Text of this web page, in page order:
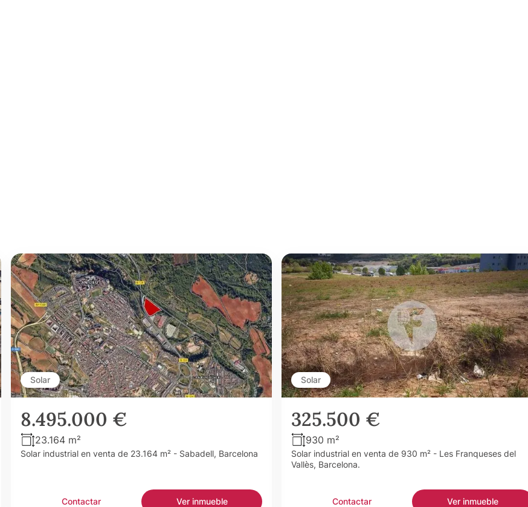
Solar
8.495.000 €
23.164 m²
Solar industrial en venta de 23.164 m² - Sabadell, Barcelona
Contactar Ver inmueble
Solar
325.500 €
930 m²
Solar industrial en venta de 930 m² - Les Franqueses del
Vallès, Barcelona.
Contactar Ver inmueble